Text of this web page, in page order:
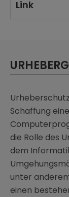
Link
Schaffung
die Rolle des
dem
unter
einen